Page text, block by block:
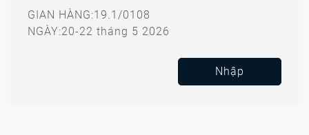
GIAN HÀNG:19.1/0108
NGÀY:20-22 tháng 5 2026
Nhập